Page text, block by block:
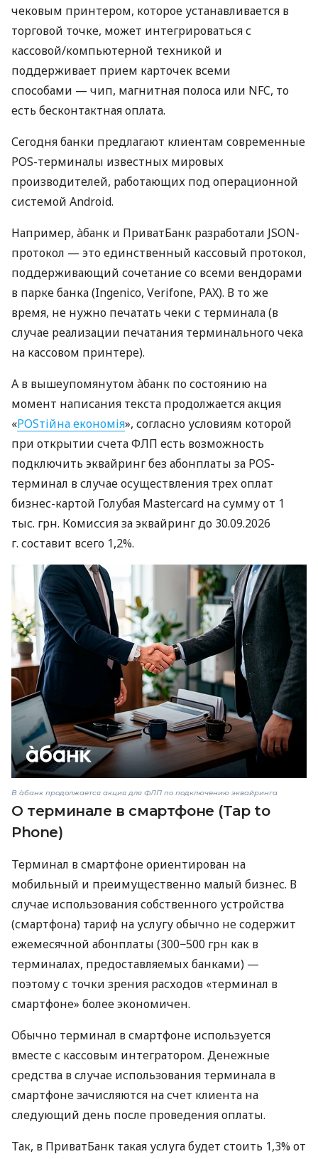
чековым принтером, которое устанавливается в
торговой точке, может интегрироваться с
кассовой/компьютерной техникой и
поддерживает прием карточек всеми
способами — чип, магнитная полоса или NFC, то
есть бесконтактная оплата.
Сегодня банки предлагают клиентам современные
POS-терминалы известных мировых
производителей, работающих под операционной
системой Android.
Например, àбанк и ПриватБанк разработали JSON-
протокол — это единственный кассовый протокол,
поддерживающий сочетание со всеми вендорами
в парке банка (Ingenico, Verifone, PAX). В то же
время, не нужно печатать чеки с терминала (в
случае реализации печатания терминального чека
на кассовом принтере).
А в вышеупомянутом àбанк по состоянию на
момент написания текста продолжается акция
«POSтійна економія», согласно условиям которой
при открытии счета ФЛП есть возможность
подключить эквайринг без абонплаты за POS-
терминал в случае осуществления трех оплат
бизнес-картой Голубая Mastercard на сумму от 1
тыс. грн. Комиссия за эквайринг до 30.09.2026
г. составит всего 1,2%.
В àбанк продолжается акция для ФЛП по подключению эквайринга
О терминале в смартфоне (Tap to
Phone)
Терминал в смартфоне ориентирован на
мобильный и преимущественно малый бизнес. В
случае использования собственного устройства
(смартфона) тариф на услугу обычно не содержит
ежемесячной абонплаты (300−500 грн как в
терминалах, предоставляемых банками) —
поэтому с точки зрения расходов «терминал в
смартфоне» более экономичен.
Обычно терминал в смартфоне используется
вместе с кассовым интегратором. Денежные
средства в случае использования терминала в
смартфоне зачисляются на счет клиента на
следующий день после проведения оплаты.
Так, в ПриватБанк такая услуга будет стоить 1,3% от